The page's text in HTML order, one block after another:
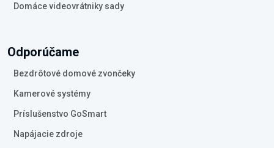
Domáce videovrátniky sady
Odporúčame
Bezdrôtové domové zvončeky
Kamerové systémy
Príslušenstvo GoSmart
Napájacie zdroje